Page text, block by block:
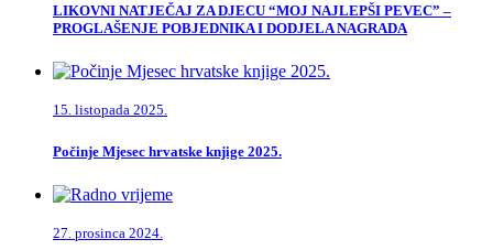
LIKOVNI NATJEČAJ ZA DJECU “MOJ NAJLEPŠI PEVEC” –
PROGLAŠENJE POBJEDNIKA I DODJELA NAGRADA
15. listopada 2025.
Počinje Mjesec hrvatske knjige 2025.
27. prosinca 2024.